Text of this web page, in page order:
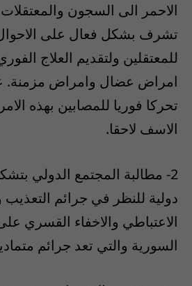
الاحمر الى السجون
تشرف بشكل فعال على
للمعتقلين ولتقديم العلاج
امراض عضال وامراض مزمنة.
تحركا فوريا للمصابين بهذه
الاسف لاحقا.
2- مطالبة المجتمع الدولي
دولية للنظر في جرائم التعذيب
الاعتباطي والاخفاء القسري
السورية والتي تعد جرائم